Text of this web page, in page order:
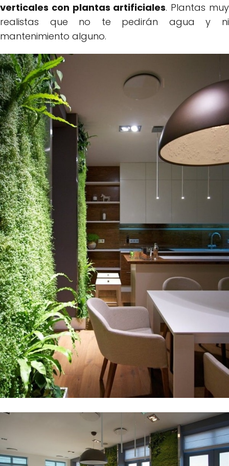
verticales con plantas artificiales. Plantas muy
realistas que no te pedirán agua y ni
mantenimiento alguno.